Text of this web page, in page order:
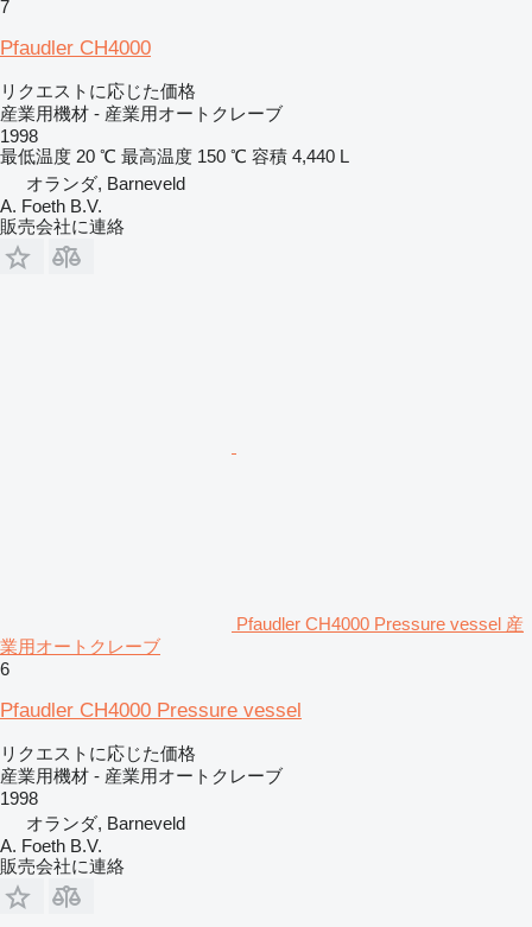
7
Pfaudler CH4000
リクエストに応じた価格
産業用機材 - 産業用オートクレーブ
1998
最低温度 20 ℃ 最高温度 150 ℃ 容積 4,440 L
オランダ, Barneveld
A. Foeth B.V.
販売会社に連絡
Pfaudler CH4000 Pressure vessel 産
業用オートクレーブ
6
Pfaudler CH4000 Pressure vessel
リクエストに応じた価格
産業用機材 - 産業用オートクレーブ
1998
オランダ, Barneveld
A. Foeth B.V.
販売会社に連絡